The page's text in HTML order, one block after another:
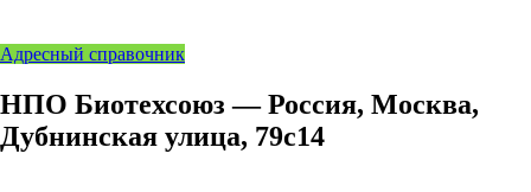
Адресный справочник
НПО Биотехсоюз — Россия, Москва,
Дубнинская улица, 79с14